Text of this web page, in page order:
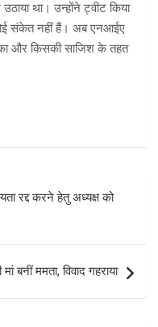
था। उन्होंने ट्वीट किया
संकेत नहीं हैं। अब एनआईए
और किसकी साजिश के तहत
रद्द करने हेतु अध्यक्ष को
बनीं ममता, विवाद गहराया